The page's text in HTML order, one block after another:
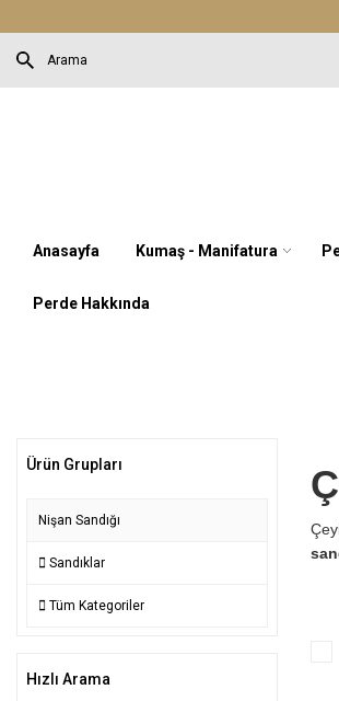
Anasayfa Kumaş - Manifatura
Perde Hakkında
Ürün Grupları
Nişan Sandığı
Sandıklar
Tüm Kategoriler
Hızlı Arama